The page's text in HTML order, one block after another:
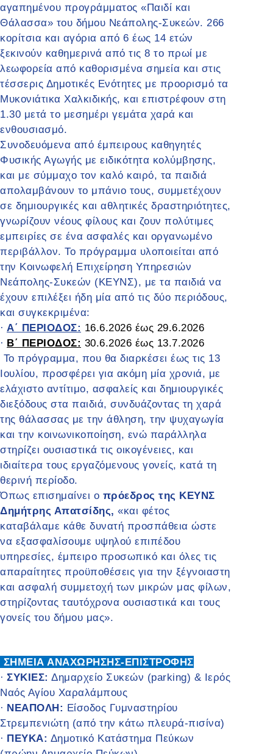
αγαπημένου προγράμματος «Παιδί και
Θάλασσα» του δήμου Νεάπολης-Συκεών. 266
κορίτσια και αγόρια από 6 έως 14 ετών
ξεκινούν καθημερινά από τις 8 το πρωί με
λεωφορεία από καθορισμένα σημεία και στις
τέσσερις Δημοτικές Ενότητες με προορισμό τα
Μυκονιάτικα Χαλκιδικής, και επιστρέφουν στη
1.30 μετά το μεσημέρι γεμάτα χαρά και
ενθουσιασμό.
Συνοδευόμενα από έμπειρους καθηγητές
Φυσικής Αγωγής με ειδικότητα κολύμβησης,
και με σύμμαχο τον καλό καιρό, τα παιδιά
απολαμβάνουν το μπάνιο τους, συμμετέχουν
σε δημιουργικές και αθλητικές δραστηριότητες,
γνωρίζουν νέους φίλους και ζουν πολύτιμες
εμπειρίες σε ένα ασφαλές και οργανωμένο
περιβάλλον. Το πρόγραμμα υλοποιείται από
την Κοινωφελή Επιχείρηση Υπηρεσιών
Νεάπολης-Συκεών (ΚΕΥΝΣ), με τα παιδιά να
έχουν επιλέξει ήδη μία από τις δύο περιόδους,
και συγκεκριμένα:
· Α΄ ΠΕΡΙΟΔΟΣ: 16.6.2026 έως 29.6.2026
· Β΄ ΠΕΡΙΟΔΟΣ: 30.6.2026 έως 13.7.2026
Το πρόγραμμα, που θα διαρκέσει έως τις 13
Ιουλίου, προσφέρει για ακόμη μία χρονιά, με
ελάχιστο αντίτιμο, ασφαλείς και δημιουργικές
διεξόδους στα παιδιά, συνδυάζοντας τη χαρά
της θάλασσας με την άθληση, την ψυχαγωγία
και την κοινωνικοποίηση, ενώ παράλληλα
στηρίζει ουσιαστικά τις οικογένειες, και
ιδιαίτερα τους εργαζόμενους γονείς, κατά τη
θερινή περίοδο.
Όπως επισημαίνει ο πρόεδρος της ΚΕΥΝΣ
Δημήτρης Απατσίδης, «και φέτος
καταβάλαμε κάθε δυνατή προσπάθεια ώστε
να εξασφαλίσουμε υψηλού επιπέδου
υπηρεσίες, έμπειρο προσωπικό και όλες τις
απαραίτητες προϋποθέσεις για την ξέγνοιαστη
και ασφαλή συμμετοχή των μικρών μας φίλων,
στηρίζοντας ταυτόχρονα ουσιαστικά και τους
γονείς του δήμου μας».
ΣΗΜΕΙΑ ΑΝΑΧΩΡΗΣΗΣ-ΕΠΙΣΤΡΟΦΗΣ
· ΣΥΚΙΕΣ: Δημαρχείο Συκεών (parking) & Ιερός
Ναός Αγίου Χαραλάμπους
· ΝΕΑΠΟΛΗ: Είσοδος Γυμναστηρίου
Στρεμπενιώτη (από την κάτω πλευρά-πισίνα)
· ΠΕΥΚΑ: Δημοτικό Κατάστημα Πεύκων